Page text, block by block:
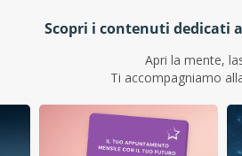
Scopri i contenuti dedicati
Apri la mente,
Ti accompagniamo